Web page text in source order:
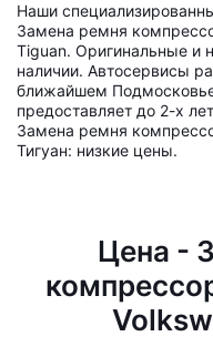
Наши
Замена ремня
Tiguan. Оригинальные и
наличии. Автосервисы
ближайшем
предоставляет до 2-х
Замена ремня
Тигуан: низкие цены.
Цена -